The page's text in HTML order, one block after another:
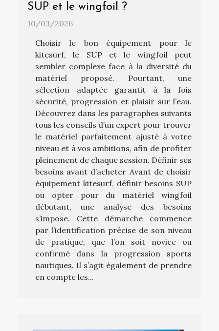
SUP et le wingfoil ?
10/03/2026
Choisir le bon équipement pour le
kitesurf, le SUP et le wingfoil peut
sembler complexe face à la diversité du
matériel proposé. Pourtant, une
sélection adaptée garantit à la fois
sécurité, progression et plaisir sur l’eau.
Découvrez dans les paragraphes suivants
tous les conseils d’un expert pour trouver
le matériel parfaitement ajusté à votre
niveau et à vos ambitions, afin de profiter
pleinement de chaque session. Définir ses
besoins avant d’acheter Avant de choisir
équipement kitesurf, définir besoins SUP
ou opter pour du matériel wingfoil
débutant, une analyse des besoins
s’impose. Cette démarche commence
par l’identification précise de son niveau
de pratique, que l’on soit novice ou
confirmé dans la progression sports
nautiques. Il s’agit également de prendre
en compte les...